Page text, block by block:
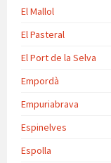
El Mallol
El Pasteral
El Port de la Selva
Empordà
Empuriabrava
Espinelves
Espolla